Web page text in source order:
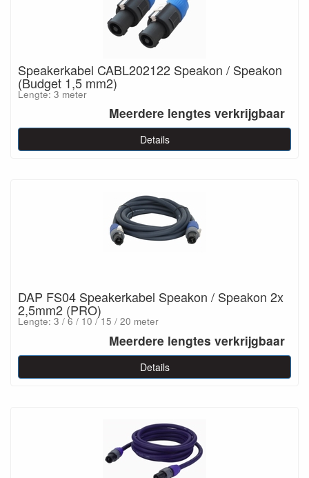
Speakerkabel CABL202122 Speakon / Speakon
(Budget 1,5 mm2)
Lengte: 3 meter
Meerdere lengtes verkrijgbaar
Details
DAP FS04 Speakerkabel Speakon / Speakon 2x
2,5mm2 (PRO)
Lengte: 3 / 6 / 10 / 15 / 20 meter
Meerdere lengtes verkrijgbaar
Details